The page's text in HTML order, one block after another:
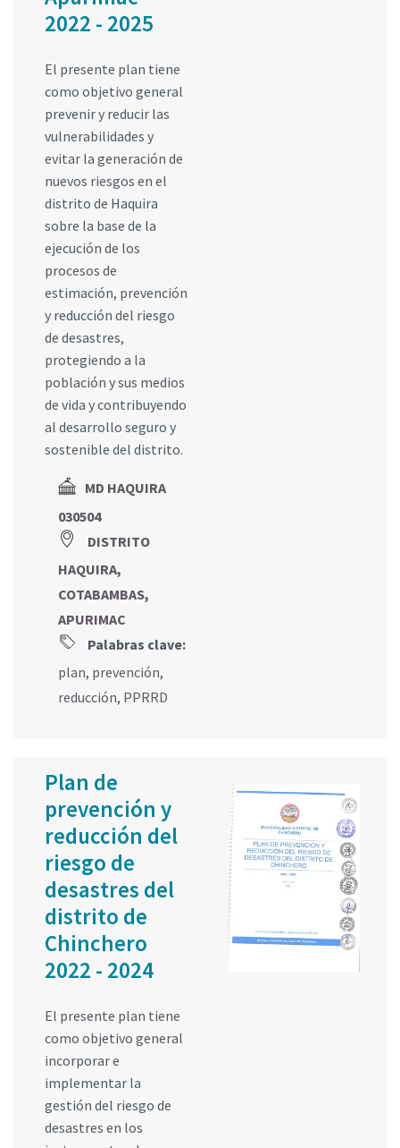
2022 - 2025
El presente plan tiene
como objetivo general
prevenir y reducir las
vulnerabilidades y
evitar la generación de
nuevos riesgos en el
distrito de Haquira
sobre la base de la
ejecución de los
procesos de
estimación, prevención
y reducción del riesgo
de desastres,
protegiendo a la
población y sus medios
de vida y contribuyendo
al desarrollo seguro y
sostenible del distrito.
MD HAQUIRA
030504
DISTRITO
HAQUIRA,
COTABAMBAS,
APURIMAC
Palabras clave:
plan, prevención,
reducción, PPRRD
Plan de
prevención y
reducción del
riesgo de
desastres del
distrito de
Chinchero
2022 - 2024
El presente plan tiene
como objetivo general
incorporar e
implementar la
gestión del riesgo de
desastres en los